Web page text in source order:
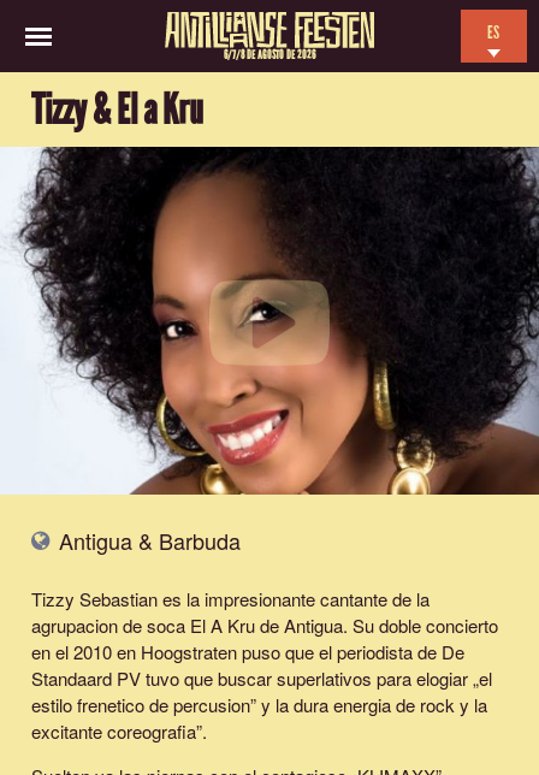
6/7/8 DE AGOSTO DE 2026
ES
Tizzy & El a Kru
Antigua & Barbuda
Tizzy Sebastian es la impresionante cantante de la
agrupacion de soca El A Kru de Antigua. Su doble concierto
en el 2010 en Hoogstraten puso que el periodista de De
Standaard PV tuvo que buscar superlativos para elogiar „el
estilo frenetico de percusion” y la dura energia de rock y la
excitante coreografia”.